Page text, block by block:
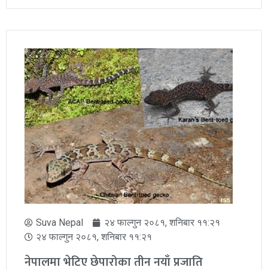
Suva Nepal
२४ फाल्गुन २०८१, शनिबार ११:२१
२४ फाल्गुन २०८१, शनिबार ११:२१
नेपालमा भेटिए छेपारोका तीन नयाँ प्रजाति